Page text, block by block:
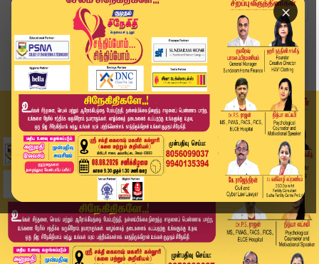
×
Home
வீடியோ ஸ்டோரி
Headlines Now | 8 PM Headlines | 24 SEP 2025 | ...